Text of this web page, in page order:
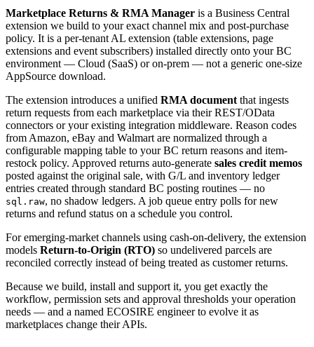
Marketplace Returns & RMA Manager is a Business Central
extension we build to your exact channel mix and post-purchase
policy. It is a per-tenant AL extension (table extensions, page
extensions and event subscribers) installed directly onto your BC
environment — Cloud (SaaS) or on-prem — not a generic one-size
AppSource download.
The extension introduces a unified RMA document that ingests
return requests from each marketplace via their REST/OData
connectors or your existing integration middleware. Reason codes
from Amazon, eBay and Walmart are normalized through a
configurable mapping table to your BC return reasons and item-
restock policy. Approved returns auto-generate sales credit memos
posted against the original sale, with G/L and inventory ledger
entries created through standard BC posting routines — no
sql.raw, no shadow ledgers. A job queue entry polls for new
returns and refund status on a schedule you control.
For emerging-market channels using cash-on-delivery, the extension
models Return-to-Origin (RTO) so undelivered parcels are
reconciled correctly instead of being treated as customer returns.
Because we build, install and support it, you get exactly the
workflow, permission sets and approval thresholds your operation
needs — and a named ECOSIRE engineer to evolve it as
marketplaces change their APIs.